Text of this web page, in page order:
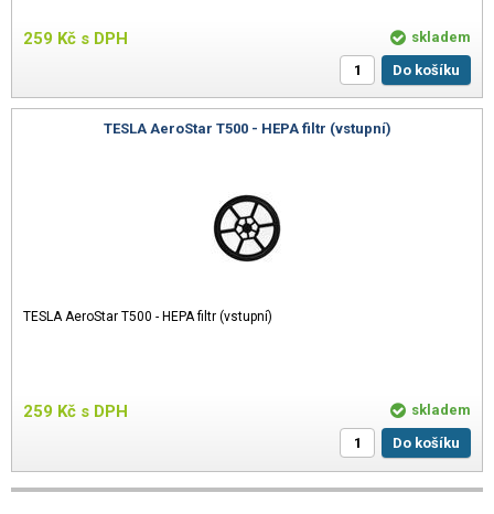
259 Kč s DPH
skladem
Do košíku
TESLA AeroStar T500 - HEPA filtr (vstupní)
TESLA AeroStar T500 - HEPA filtr (vstupní)
259 Kč s DPH
skladem
Do košíku